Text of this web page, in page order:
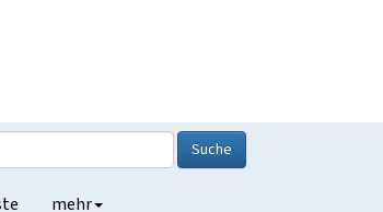
Suche
mehr